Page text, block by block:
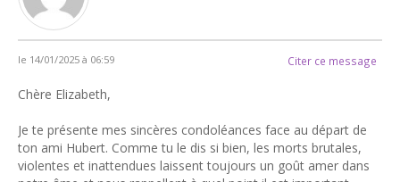
le 14/01/2025 à 06:59 Citer ce message
Chère Elizabeth,
Je te présente mes sincères condoléances face au départ de
ton ami Hubert. Comme tu le dis si bien, les morts brutales,
violentes et inattendues laissent toujours un goût amer dans